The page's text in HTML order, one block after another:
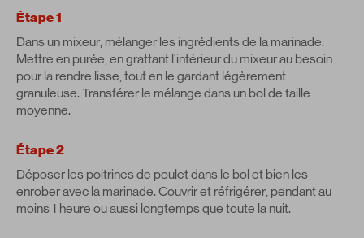
Étape 1
Dans un mixeur, mélanger les ingrédients de la marinade.
Mettre en purée, en grattant l'intérieur du mixeur au besoin
pour la rendre lisse, tout en le gardant légèrement
granuleuse. Transférer le mélange dans un bol de taille
moyenne.
Étape 2
Déposer les poitrines de poulet dans le bol et bien les
enrober avec la marinade. Couvrir et réfrigérer, pendant au
moins 1 heure ou aussi longtemps que toute la nuit.